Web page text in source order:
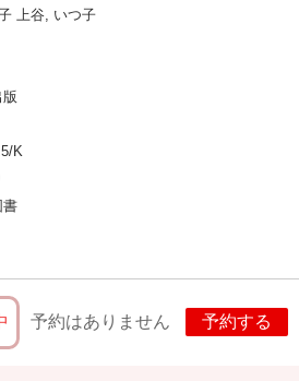
上谷, いつ子
K
書
予約はありません 予約する